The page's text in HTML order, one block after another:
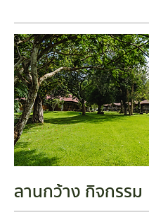
ลานกว้าง กิจกรรม